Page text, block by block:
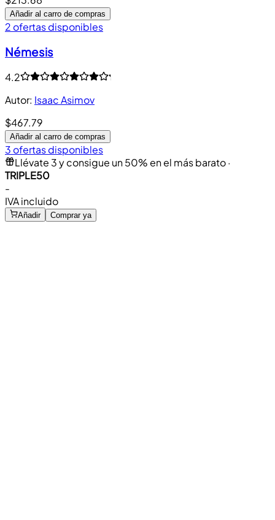
Añadir al carro de compras
2 ofertas disponibles
Némesis
4.2
Autor: Isaac Asimov
$467.79
Añadir al carro de compras
3 ofertas disponibles
Llévate 3 y consigue un 50% en el más barato·
TRIPLE50
-
IVA incluido
Añadir Comprar ya